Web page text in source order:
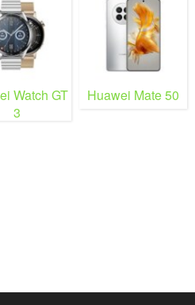
Watch GT
3
Huawei Mate 50